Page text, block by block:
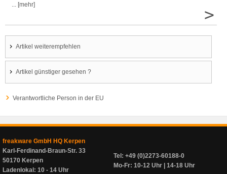
... [mehr]
>
Artikel weiterempfehlen
Artikel günstiger gesehen ?
Verantwortliche Person in der EU
freakware GmbH HQ Kerpen
Karl-Ferdinand-Braun-Str. 33
50170 Kerpen
Ladenlokal: 10 - 14 Uhr
Tel: +49 (0)2273-60188-0
Mo-Fr: 10-12 Uhr | 14-18 Uhr